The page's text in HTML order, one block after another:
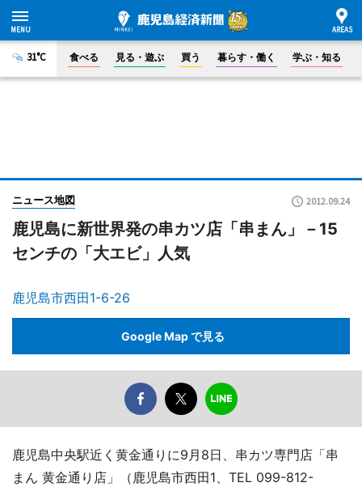
31°C 食べる 見る・遊ぶ 買う 暮らす・働く 学ぶ・知る
ニュース地図 2012.09.24
鹿児島に新世界発の串カツ店「串まん」－15
センチの「大エビ」人気
鹿児島市西田1-6-26
Google Map で見る
鹿児島中央駅近く黄金通りに9月8日、串カツ専門店「串
まん 黄金通り店」（鹿児島市西田1、TEL 099-812-